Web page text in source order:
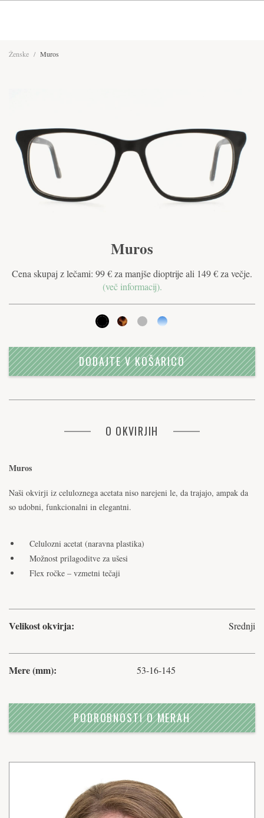
Ženske / Muros
Muros
Cena skupaj z lečami: 99 € za manjše dioptrije ali 149 € za večje.
(več informacij).
DODAJTE V KOŠARICO
O OKVIRJIH
Muros
Naši okvirji iz celuloznega acetata niso narejeni le, da trajajo, ampak da
so udobni, funkcionalni in elegantni.
Celulozni acetat (naravna plastika)
Možnost prilagoditve za ušesi
Flex ročke – vzmetni tečaji
Velikost okvirja: Srednji
Mere (mm): 53-16-145
PODROBNOSTI O MERAH